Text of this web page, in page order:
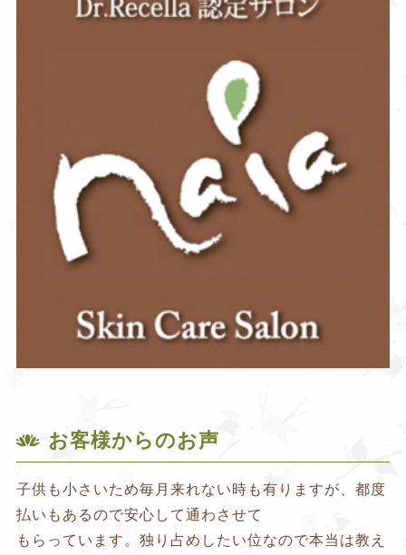
お客様からのお声
子供も小さいため毎月来れない時も有りますが、都度
払いもあるので安心して通わさせて
もらっています。独り占めしたい位なので本当は教え